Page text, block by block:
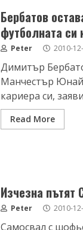
Бербатов
футболната си
Peter 2010-
Димитър
Манчестър
кариера си,
Read More
Изчезна пътят
Peter 2010-
Самосвал с